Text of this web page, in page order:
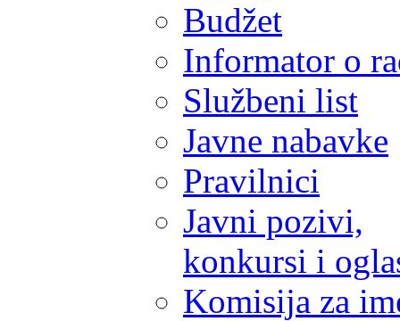
Budžet
Informator o
Službeni list
Javne nabavke
Pravilnici
Javni pozivi,
konkursi i
Komisija za